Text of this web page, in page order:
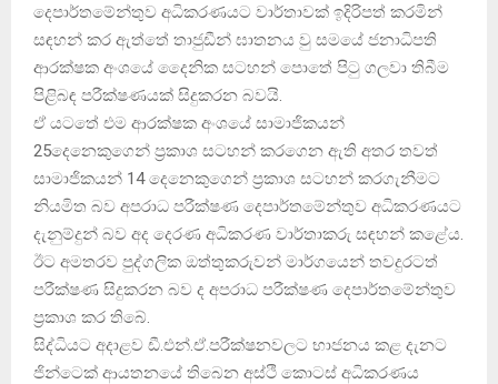
දෙපාර්තමේන්තුව අධිකරණයට වාර්තාවක් ඉදිරිපත් කරමින්
සඳහන් කර ඇත්තේ තාජුඩීන් ඝාතනය වු සමයේ ජනාධිපති
ආරක්ෂක අංශයේ දෛනික සටහන් පොතේ පිටු ගලවා තිබීම
පිළිබඳ පරීක්ෂණයක් සිදුකරන බවයි.
ඒ යටතේ එම ආරක්ෂක අංශයේ සාමාජිකයන්
25දෙනෙකුගෙන් ප්‍රකාශ සටහන් කරගෙන ඇති අතර තවත්
සාමාජිකයන් 14 දෙනෙකුගෙන් ප්‍රකාශ සටහන් කරගැනීමට
නියමිත බව අපරාධ පරීක්ෂණ දෙපාර්තමේන්තුව අධිකරණයට
දැනුම්දුන් බව අද දෙරණ අධිකරණ වාර්තාකරු සඳහන් කළේය.
ඊට අමතරව පුද්ගලික ඔත්තුකරුවන් මාර්ගයෙන් තවදුරටත්
පරීක්ෂණ සිදුකරන බව ද අපරාධ පරීක්ෂණ දෙපාර්තමේන්තුව
ප්‍රකාශ කර තිබේ.
සිද්ධියට අදාළව ඩී.එන්.ඒ.පරීක්ෂනවලට භාජනය කළ දැනට
ජින්ටෙක් ආයතනයේ තිබෙන අස්ථි කොටස් අධිකරණය